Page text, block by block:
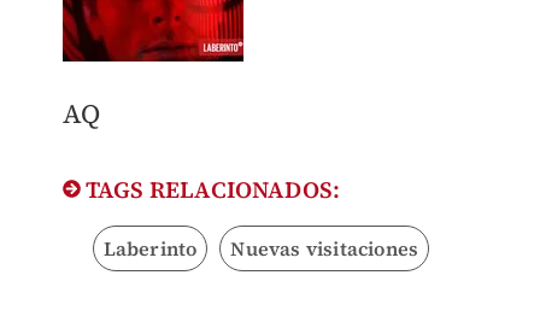
AQ
TAGS RELACIONADOS:
Laberinto Nuevas visitaciones